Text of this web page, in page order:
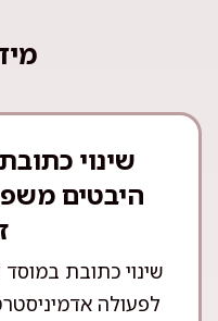
שינוי
היבטים
שינוי כתובת
לפעולה